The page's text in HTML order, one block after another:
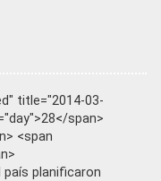
title="2014-03-
span>
<span
país planificaron